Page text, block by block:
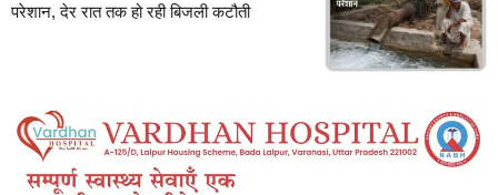
परेशान, देर रात तक हो रही बिजली कटौती